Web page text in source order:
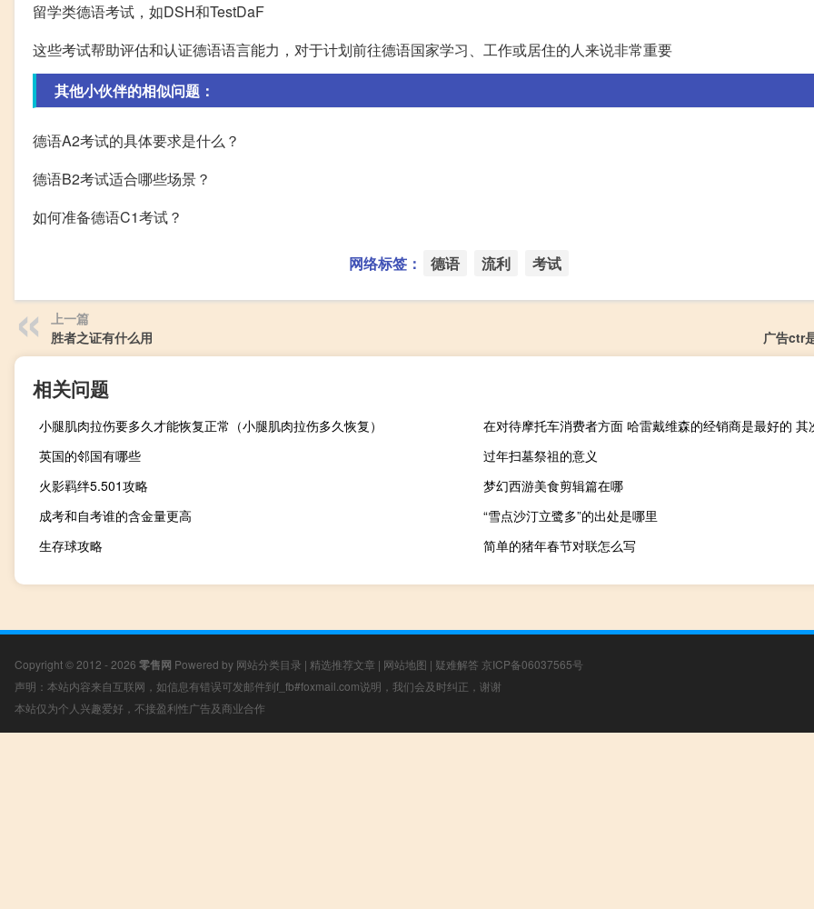
留学类德语考试，如DSH和TestDaF
这些考试帮助评估和认证德语语言能力，对于计划前往德语国家学习、工作或居住的人来说非常重要
其他小伙伴的相似问题：
德语A2考试的具体要求是什么？
德语B2考试适合哪些场景？
如何准备德语C1考试？
网络标签： 德语 流利 考试
上一篇
胜者之证有什么用
广告ctr
相关问题
小腿肌肉拉伤要多久才能恢复正常（小腿肌肉拉伤多久恢复）
英国的邻国有哪些
过年扫墓祭祖的意义
火影羁绊5.501攻略
梦幻西游美食剪辑篇在哪
成考和自考谁的含金量更高
“雪点沙汀立鹭多”的出处是哪里
生存球攻略
简单的猪年春节对联怎么写
Copyright © 2012 - 2026 零售网 Powered by 网站分类目录 | 精选推荐文章 | 网站地图 | 疑难解答 京ICP备06037565号
声明：本站内容来自互联网，如信息有错误可发邮件到f_fb#foxmail.com说明，我们会及时纠正，谢谢
本站仅为个人兴趣爱好，不接盈利性广告及商业合作